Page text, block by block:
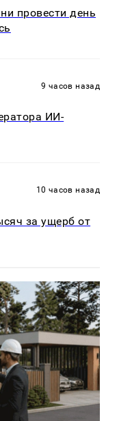
провести день
9 часов назад
ИИ-
10 часов назад
за ущерб от